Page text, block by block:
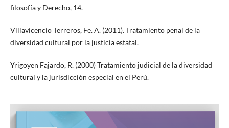
filosofía y Derecho, 14.
Villavicencio Terreros, Fe. A. (2011). Tratamiento penal de la
diversidad cultural por la justicia estatal.
Yrigoyen Fajardo, R. (2000) Tratamiento judicial de la diversidad
cultural y la jurisdicción especial en el Perú.